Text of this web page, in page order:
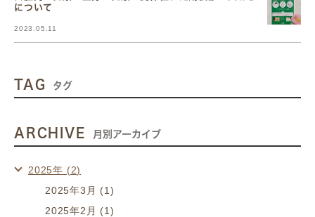
について
2023.05.11
TAG タグ
ARCHIVE 月別アーカイブ
2025年 (2)
2025年3月 (1)
2025年2月 (1)